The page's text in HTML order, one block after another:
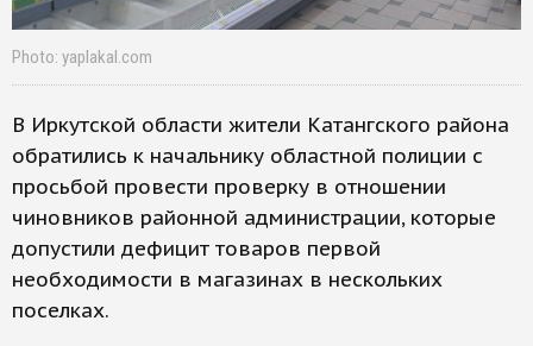
Photo: yaplakal.com
В Иркутской области жители Катангского района
обратились к начальнику областной полиции с
просьбой провести проверку в отношении
чиновников районной администрации, которые
допустили дефицит товаров первой
необходимости в магазинах в нескольких
поселках.